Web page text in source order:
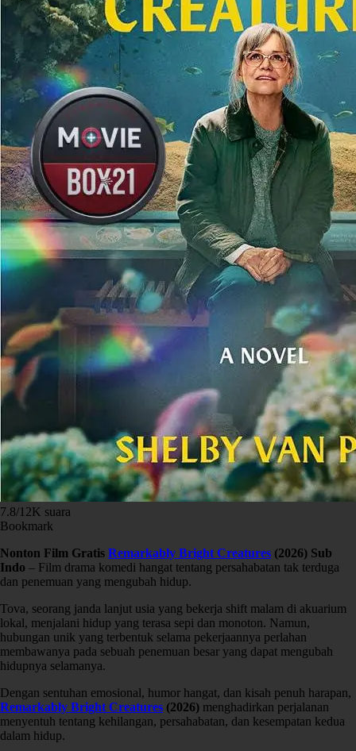
7.8/12K suara
Bookmark
Nonton Film Gratis Remarkably Bright Creatures (2026) Sub
Indo – Film drama komedi hangat tentang persahabatan tak terduga
dan penemuan yang mengubah hidup.
Tova, seorang janda lanjut usia yang bekerja shift malam di akuarium
lokal, menjalani hidup yang terasa sepi dan monoton. Namun,
hubungan unik yang terbentuk selama pekerjaannya perlahan
membawanya pada sebuah penemuan besar yang dapat mengubah
hidupnya selamanya.
Dengan sentuhan emosional, humor hangat, dan kisah penuh harapan,
Remarkably Bright Creatures (2026) menghadirkan perjalanan
menyentuh tentang kehilangan, persahabatan, dan kesempatan kedua
dalam hidup.